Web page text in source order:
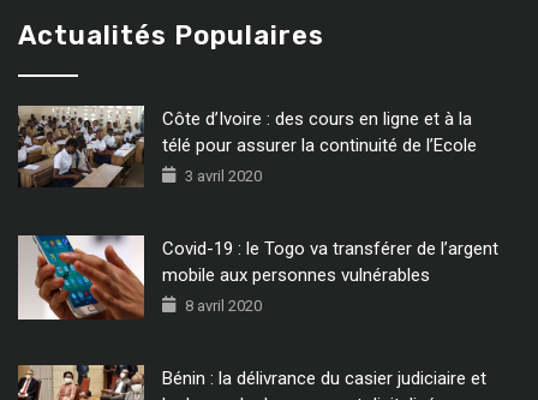
Actualités Populaires
Côte d’Ivoire : des cours en ligne et à la
télé pour assurer la continuité de l’Ecole
3 avril 2020
Covid-19 : le Togo va transférer de l’argent
mobile aux personnes vulnérables
8 avril 2020
Bénin : la délivrance du casier judiciaire et